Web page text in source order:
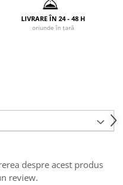
LIVRARE ÎN 24 - 48 H
oriunde în țară
despre acest produs
review.